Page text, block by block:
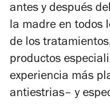
antes y después
la madre en todos
de los
productos
experiencia más
antiestrias– y